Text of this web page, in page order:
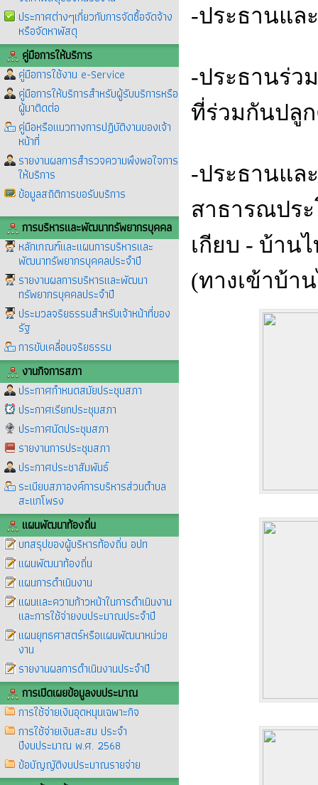
ประกาศต่างๆเกี่ยวกับการจัดซื้อจัดจ้าง
หรือจัดหาพัสดุ
คู่มือการให้บริการ
คู่มือการใช้งาน e-Service
คู่มือการให้บริการสำหรับผู้รับบริการหรือ
ผู้มาติดต่อ
คู่มือหรือแนวทางการปฏิบัติงานของเจ้า
หน้าที่
รายงานผลการสำรวจความพึงพอใจการ
ให้บริการ
ข้อมูลสถิติการขอรับบริการ
การบริหารและพัฒนาทรัพยากรบุคคล
หลักเกณฑ์และแผนการบริหารและ
พัฒนาทรัพยากรบุคคลประจำปี
รายงานผลการบริหารและพัฒนา
ทรัพยากรบุคคลประจำปี
ประมวลจริยธรรมสำหรับเจ้าหน้าที่ของ
รัฐ
การขับเคลื่อนจริยธรรม
งานกิจการสภา
ประกาศกำหนดสมัยประชุมสภา
ประกาศเรียกประชุมสภา
ประกาศนัดประชุมสภา
รายงานการประชุมสภา
ประกาศประชาสัมพันธ์
ระเบียบสภาองค์การบริหารส่วนตำบล
สะแกโพรง
แผนพัฒนาท้องถิ่น
บทสรุปของผู้บริหารท้องถิ่น อปท
แผนพัฒนาท้องถิ่น
แผนการดำเนินงาน
แผนและความก้าวหน้าในการดำเนินงาน
และการใช้จ่ายงบประมาณประจำปี
แผนยุทธศาสตร์หรือแผนพัฒนาหน่วย
งาน
รายงานผลการดำเนินงานประจำปี
การเปิดเผยข้อมูลงบประมาณ
การใช้จ่ายเงินอุดหนุนเฉพาะกิจ
การใช้จ่ายเงินสะสม ประจำ
ปีงบประมาณ พ.ศ. 2568
ข้อบัญญัติงบประมาณรายจ่าย
-ประธานแล
-ประธานร่ว
ที่ร่วมกันปลู
-ประธานแล
สาธารณปร
เกียบ - บ้าน
(ทางเข้าบ้า